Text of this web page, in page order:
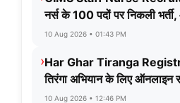
नर्स के 100 पदों पर निकली
10 Aug 2026 • 01:43 PM
›Har Ghar Tiranga
तिरंगा अभियान के लिए
10 Aug 2026 • 12:46 PM